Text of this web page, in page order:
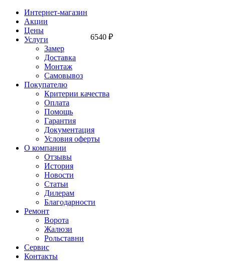
Интернет-магазин
Акции
Цены
Услуги
Замер
Доставка
Монтаж
Самовывоз
Покупателю
Критерии качества
Оплата
Помощь
Гарантия
Документация
Условия оферты
О компании
Отзывы
История
Новости
Статьи
Дилерам
Благодарности
Ремонт
Ворота
Жалюзи
Рольставни
Сервис
Контакты
6540 ₽